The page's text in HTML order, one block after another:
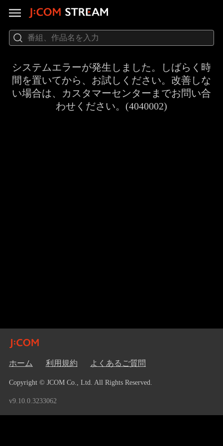
システムエラーが発生しました。しばらく時
間を置いてから、お試しください。改善しな
い場合は、カスタマーセンターまでお問い合
わせください。(4040002)
ホーム 利用規約 よくあるご質問
Copyright © JCOM Co., Ltd. All Rights Reserved.
v9.10.0.3233062